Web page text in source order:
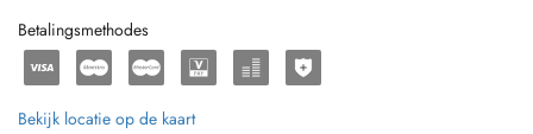
Betalingsmethodes
Bekijk locatie op de kaart